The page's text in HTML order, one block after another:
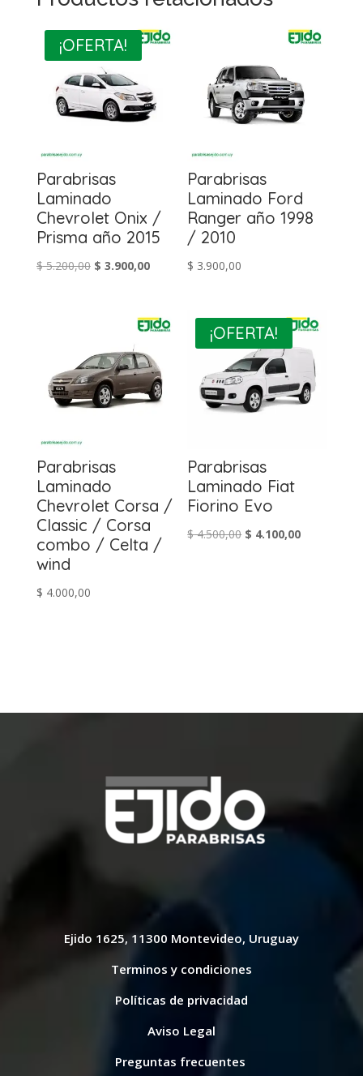
¡OFERTA!
Parabrisas
Laminado
Chevrolet Onix /
Prisma año 2015
$5.200,00 El
$ 5.200,00.
$ 3.900,00El
es:
$ 3.900,00.
Parabrisas
Laminado Ford
Ranger año 1998
/ 2010
$ 3.900,00
Parabrisas
Laminado
Chevrolet Corsa /
Classic / Corsa
combo / Celta /
wind
$ 4.000,00
¡OFERTA!
Parabrisas
Laminado Fiat
Fiorino Evo
$4.500,00 El
$ 4.100,00El
Ejido 1625, 11300 Montevideo, Uruguay
Terminos y condiciones
Políticas de privacidad
Aviso Legal
Preguntas frecuentes